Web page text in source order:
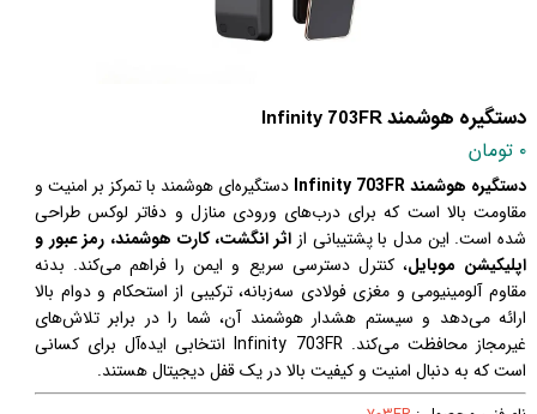
دستگیره هوشمند Infinity 703FR
۰ تومان
دستگیره هوشمند Infinity 703FR
دستگیره‌ای هوشمند با تمرکز بر امنیت و
مقاومت بالا است که برای درب‌های ورودی منازل و دفاتر لوکس طراحی
شده است. این مدل با پشتیبانی از اثر انگشت، کارت هوشمند، رمز عبور و
اپلیکیشن موبایل، کنترل دسترسی سریع و ایمن را فراهم می‌کند. بدنه
مقاوم آلومینیومی و مغزی فولادی سه‌زبانه، ترکیبی از استحکام و دوام بالا
ارائه می‌دهد و سیستم هشدار هوشمند آن، شما را در برابر تلاش‌های
غیرمجاز محافظت می‌کند. Infinity 703FR انتخابی ایده‌آل برای کسانی
است که به دنبال امنیت و کیفیت بالا در یک قفل دیجیتال هستند.